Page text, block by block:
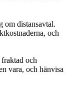
om distansavtal.
och
och
vara, och hänvisa